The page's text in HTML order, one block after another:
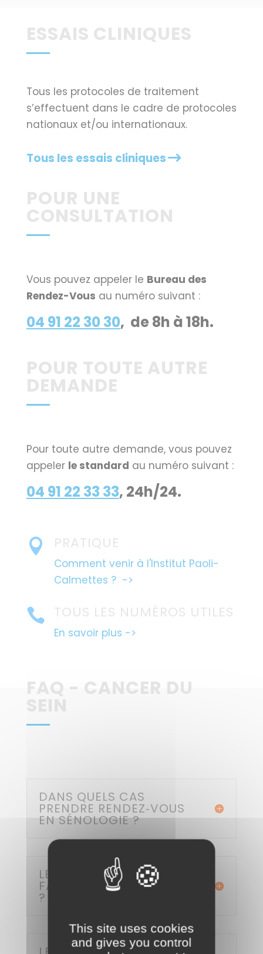
ESSAIS CLINIQUES
Tous les protocoles de traitement
s’effectuent dans le cadre de protocoles
nationaux et/ou internationaux.
Tous les essais cliniques
POUR UNE
CONSULTATION
Vous pouvez appeler le Bureau des
Rendez-Vous au numéro suivant :
04 91 22 30 30, de 8h à 18h.
POUR TOUTE AUTRE
DEMANDE
Pour toute autre demande, vous pouvez
appeler le standard au numéro suivant :
04 91 22 33 33, 24h/24.
 PRATIQUE
Comment venir à l'Institut Paoli-
Calmettes ? ->
 TOUS LES NUMÉROS UTILES
En savoir plus ->
FAQ - CANCER DU
DANS QUELS CAS
PRENDRE RENDEZ‑VOUS
EN SÉNOLOGIE ?
LE CANCER DU SEIN
FAIT‑IL FORCÉMENT MAL
?
This site uses cookies
and gives you control